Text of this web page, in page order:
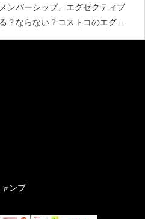
ンバーシップ、エグゼクティブ
？ならない？コストコのエグゼ
て買い物をするには,メンバーシ
ンプ